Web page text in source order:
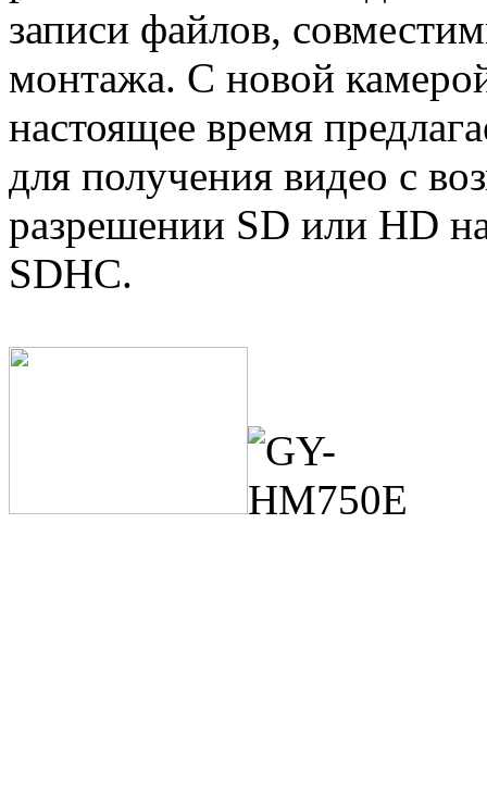
записи файлов,
монтажа. С новой
настоящее время
для получения видео с
разрешении SD или HD
SDHC.